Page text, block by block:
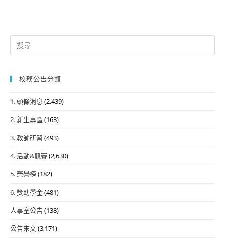
Search
for:
校務公告分類
1. 頭條消息 (2,439)
2. 新生專區 (163)
3. 教師研習 (493)
4. 活動&競賽(2,630)
5. 榮譽榜(182)
6. 獎助學金(481)
人事室公告(138)
公告來文(3,171)